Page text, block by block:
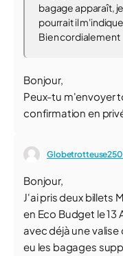
bagage apparaît,
pourrait il
Bien cordialement
Bonjour,
Peux-tu m'envoyer
confirmation en
Bonjour,
J'ai pris deux billets
en Eco Budget le
avec déjà une
eu les bagages